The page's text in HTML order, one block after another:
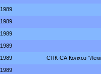
1989
1989
1989
1989
1989 СПК-СА Колхоз
1989